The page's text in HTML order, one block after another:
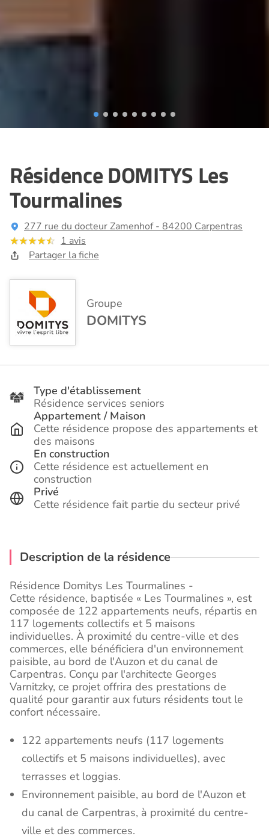
Résidence DOMITYS Les
Tourmalines
277 rue du docteur Zamenhof - 84200 Carpentras
1 avis
Partager la fiche
Groupe
DOMITYS
Type d'établissement
Résidence services seniors
Appartement / Maison
Cette résidence propose des appartements et
des maisons
En construction
Cette résidence est actuellement en
construction
Privé
Cette résidence fait partie du secteur privé
Description de la résidence
Résidence Domitys Les Tourmalines -
Cette résidence, baptisée « Les Tourmalines », est
composée de 122 appartements neufs, répartis en
117 logements collectifs et 5 maisons
individuelles. À proximité du centre-ville et des
commerces, elle bénéficiera d'un environnement
paisible, au bord de l'Auzon et du canal de
Carpentras. Conçu par l'architecte Georges
Varnitzky, ce projet offrira des prestations de
qualité pour garantir aux futurs résidents tout le
confort nécessaire.
122 appartements neufs (117 logements
collectifs et 5 maisons individuelles), avec
terrasses et loggias.
Environnement paisible, au bord de l'Auzon et
du canal de Carpentras, à proximité du centre-
ville et des commerces.